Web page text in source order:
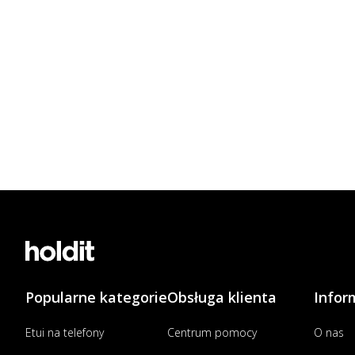
Popularne kategorie
Etui na telefony
Obsługa klienta
Centrum pomocy O nas